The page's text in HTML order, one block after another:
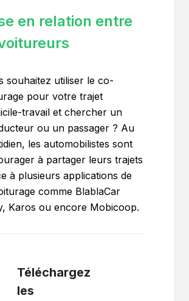
en relation entre
souhaitez utiliser le co-
pour votre trajet
travail et chercher un
ou un passager ? Au
les automobilistes sont
à partager leurs trajets
à plusieurs applications de
comme BlablaCar
Karos ou encore Mobicoop.
Téléchargez
les